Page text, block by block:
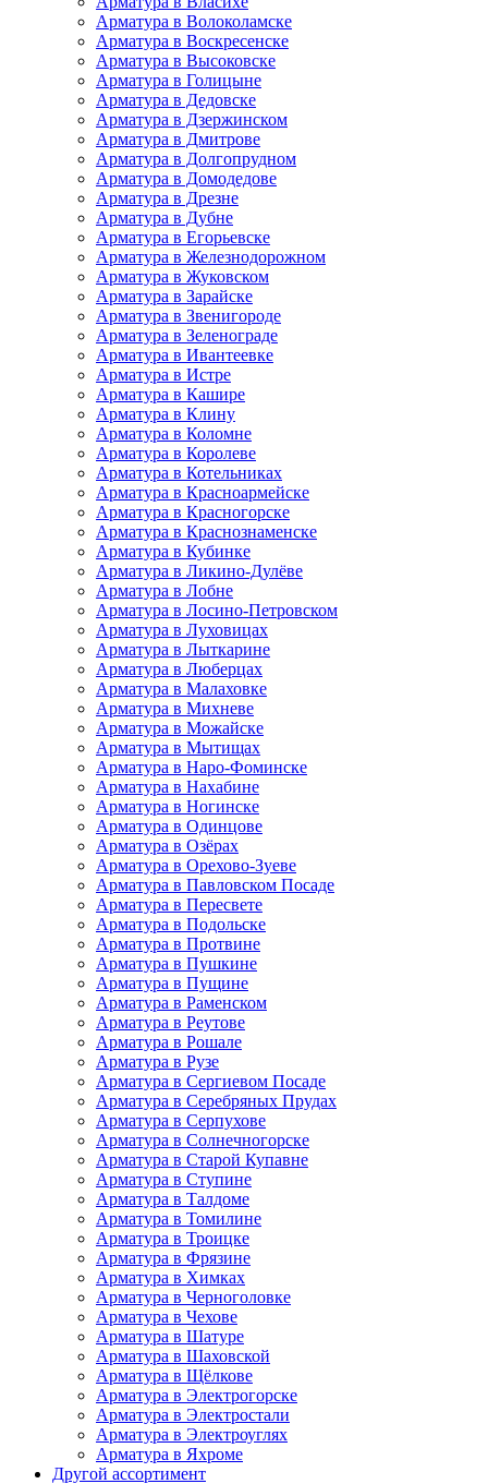
Арматура в Волоколамске
Арматура в Воскресенске
Арматура в Высоковске
Арматура в Голицыне
Арматура в Дедовске
Арматура в Дзержинском
Арматура в Дмитрове
Арматура в Долгопрудном
Арматура в Домодедове
Арматура в Дрезне
Арматура в Дубне
Арматура в Егорьевске
Арматура в Железнодорожном
Арматура в Жуковском
Арматура в Зарайске
Арматура в Звенигороде
Арматура в Зеленограде
Арматура в Ивантеевке
Арматура в Истре
Арматура в Кашире
Арматура в Клину
Арматура в Коломне
Арматура в Королеве
Арматура в Котельниках
Арматура в Красноармейске
Арматура в Красногорске
Арматура в Краснознаменске
Арматура в Кубинке
Арматура в Ликино-Дулёве
Арматура в Лобне
Арматура в Лосино-Петровском
Арматура в Луховицах
Арматура в Лыткарине
Арматура в Люберцах
Арматура в Малаховке
Арматура в Михневе
Арматура в Можайске
Арматура в Мытищах
Арматура в Наро-Фоминске
Арматура в Нахабине
Арматура в Ногинске
Арматура в Одинцове
Арматура в Озёрах
Арматура в Орехово-Зуеве
Арматура в Павловском Посаде
Арматура в Пересвете
Арматура в Подольске
Арматура в Протвине
Арматура в Пушкине
Арматура в Пущине
Арматура в Раменском
Арматура в Реутове
Арматура в Рошале
Арматура в Рузе
Арматура в Сергиевом Посаде
Арматура в Серебряных Прудах
Арматура в Серпухове
Арматура в Солнечногорске
Арматура в Старой Купавне
Арматура в Ступине
Арматура в Талдоме
Арматура в Томилине
Арматура в Троицке
Арматура в Фрязине
Арматура в Химках
Арматура в Черноголовке
Арматура в Чехове
Арматура в Шатуре
Арматура в Шаховской
Арматура в Щёлкове
Арматура в Электрогорске
Арматура в Электростали
Арматура в Электроуглях
Арматура в Яхроме
Другой ассортимент